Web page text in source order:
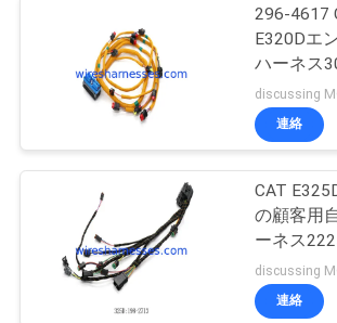
ワイパー モー
組立部品
燃料噴射装置ア
296-4617
E320Dエ
ハーネス
料噴射装
discussing
連絡
CAT
の顧客用
ーネス
1982713
discussing
連絡